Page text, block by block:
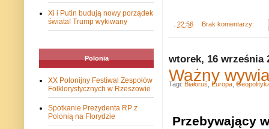
. 22:56 Brak komentarzy:
wtorek, 16 września
Ważny
Przebywający
Tagi: Białoruś Europa
Xi i Putin budują nowy porządek
świata! Trump wykiwany
Polonia
XX Polonijny Festiwal Zespołów
Folklorystycznych w Rzeszowie
Spotkanie Prezydenta RP z
Polonią na Florydzie